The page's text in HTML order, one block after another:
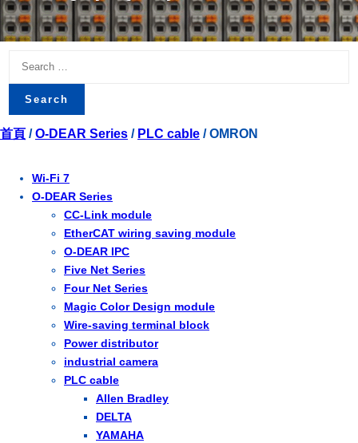
Search
for:
首頁 /O-DEAR Series / PLC cable / OMRON
Wi-Fi 7
O-DEAR Series
CC-Link module
EtherCAT wiring saving module
O-DEAR IPC
Five Net Series
Four Net Series
Magic Color Design module
Wire-saving terminal block
Power distributor
industrial camera
PLC cable
Allen Bradley
DELTA
YAMAHA